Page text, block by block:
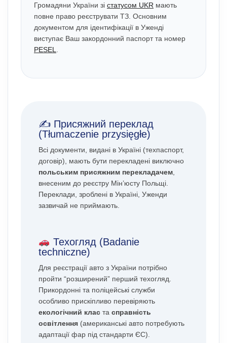
Громадяни України зі статусом UKR мають
повне право реєструвати ТЗ. Основним
документом для ідентифікації в Уженді
виступає Ваш закордонний паспорт та номер
PESEL
✍️ Присяжний переклад
(Tłumaczenie przysięgłe)
Всі документи, видані в Україні (техпаспорт,
договір), мають бути перекладені виключно
польським присяжним перекладачем
внесеним до реєстру Мін’юсту Польщі.
Переклади, зроблені в Україні, Уженди
зазвичай не приймають.
Техогляд (Badanie
techniczne)
Для реєстрації авто з України потрібно
пройти “розширений” перший техогляд.
Прикордонні та поліцейські служби
особливо прискіпливо перевіряють
екологічний клас та справність
освітлення (американські авто потребують
адаптації фар під стандарти ЄС).